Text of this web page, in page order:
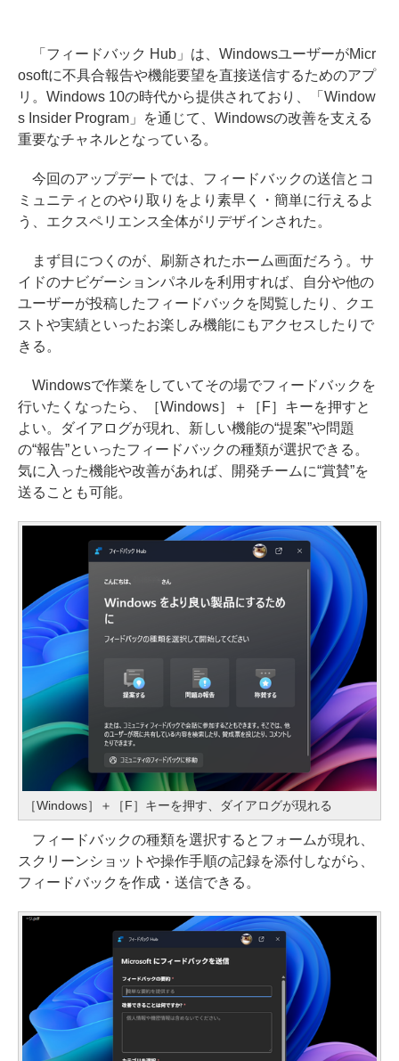
「フィードバック Hub」は、WindowsユーザーがMicr
osoftに不具合報告や機能要望を直接送信するためのアプ
リ。Windows 10の時代から提供されており、「Window
s Insider Program」を通じて、Windowsの改善を支える
重要なチャネルとなっている。
今回のアップデートでは、フィードバックの送信とコ
ミュニティとのやり取りをより素早く・簡単に行えるよ
う、エクスペリエンス全体がリデザインされた。
まず目につくのが、刷新されたホーム画面だろう。サ
イドのナビゲーションパネルを利用すれば、自分や他の
ユーザーが投稿したフィードバックを閲覧したり、クエ
ストや実績といったお楽しみ機能にもアクセスしたりで
きる。
Windowsで作業をしていてその場でフィードバックを
行いたくなったら、［Windows］＋［F］キーを押すと
よい。ダイアログが現れ、新しい機能の“提案”や問題
の“報告”といったフィードバックの種類が選択できる。
気に入った機能や改善があれば、開発チームに“賞賛”を
送ることも可能。
［Windows］＋［F］キーを押す、ダイアログが現れる
フィードバックの種類を選択するとフォームが現れ、
スクリーンショットや操作手順の記録を添付しながら、
フィードバックを作成・送信できる。